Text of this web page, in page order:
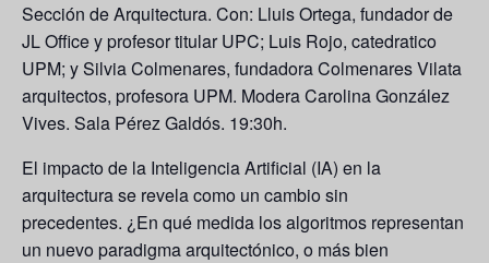
Sección de Arquitectura. Con: Lluis Ortega, fundador de
JL Office y profesor titular UPC; Luis Rojo, catedratico
UPM; y Silvia Colmenares, fundadora Colmenares Vilata
arquitectos, profesora UPM. Modera Carolina González
Vives. Sala Pérez Galdós. 19:30h.
El impacto de la Inteligencia Artificial (IA) en la
arquitectura se revela como un cambio sin
precedentes. ¿En qué medida los algoritmos representan
un nuevo paradigma arquitectónico, o más bien